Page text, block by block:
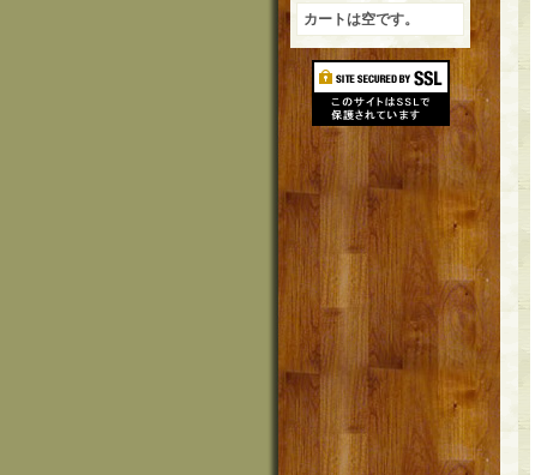
カートは空です。